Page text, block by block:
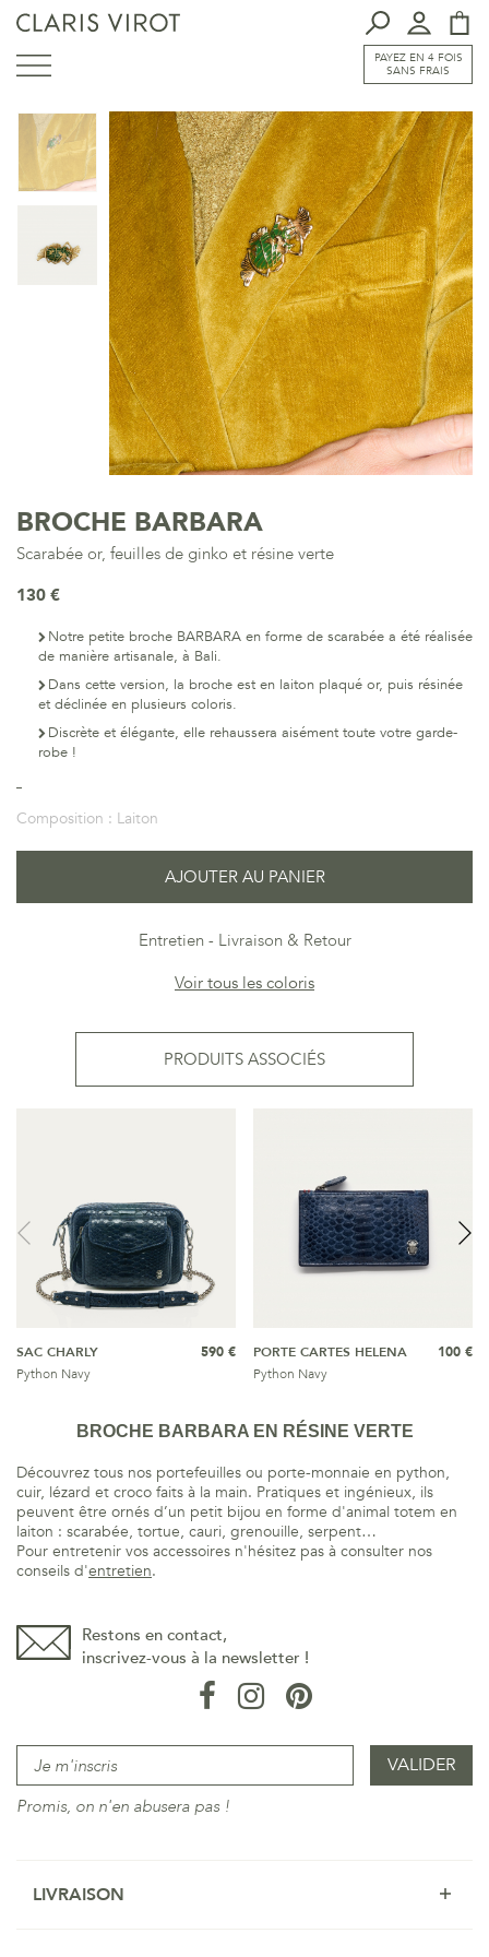
PAYEZ EN 4 FOIS
SANS FRAIS
BROCHE BARBARA
Scarabée or, feuilles de ginko et résine verte
130 €
Notre petite broche BARBARA en forme de scarabée a été réalisée
de manière artisanale, à Bali.
Dans cette version, la broche est en laiton plaqué or, puis résinée
et déclinée en plusieurs coloris.
Discrète et élégante, elle rehaussera aisément toute votre garde-
robe !
Composition : Laiton
AJOUTER AU PANIER
Entretien
Livraison & Retour
Voir tous les coloris
PRODUITS ASSOCIÉS
SAC CHARLY
Python Navy
590 €
PORTE CARTES HELENA
Python Navy
100 €
BROCHE BARBARA EN RÉSINE VERTE
Découvrez tous nos portefeuilles ou porte-monnaie en python,
cuir, lézard et croco faits à la main. Pratiques et ingénieux, ils
peuvent être ornés d’un petit bijou en forme d'animal totem en
laiton : scarabée, tortue, cauri, grenouille, serpent…
Pour entretenir vos accessoires n'hésitez pas à consulter nos
conseils d'entretien.
Restons en contact,
inscrivez-vous à la newsletter !
Promis, on n'en abusera pas !
LIVRAISON